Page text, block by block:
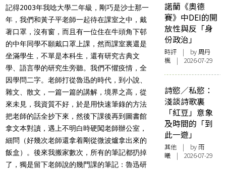
記得2003年我唸大學二年級，剛巧是沙士那一
年，我們和黃子平老師一起待在課室之中，戴
著口罩，沒有窗，而且有一位住在牛頭角下邨
的中年同學不願戴口罩上課，然而課室裏還是
坐滿學生，不單是本科生，還有研究古典文
學、語言學的研究生旁聽。我們不懼疫情，全
因學問二字。老師打從魯迅的時代，到小說、
雜文、散文，一篇一篇的講解，境界之高，從
來未見，我資質不好，於是用快速筆錄的方法
把老師的話全抄下來，然後下課後再到圖書館
拿文本對讀，遇上不明白時硬闖老師辦公室，
細問（好幾次老師還拿着剛從微波爐拿出來的
飯盒）。後來我搬家數次，所有的筆記都扔掉
了，獨是留下老師說的幾門課的筆記：魯迅研
諾蘭《奧德
賽》中DEI的開
放性與反「身
份政治」
時評 | by周丹
楓 | 2026-07-29
詩慾／私慾：
淺談詩歌裏
「紅豆」意象
及時間的「到
此一遊」
其他 | by 雨
曦 | 2026-07-29